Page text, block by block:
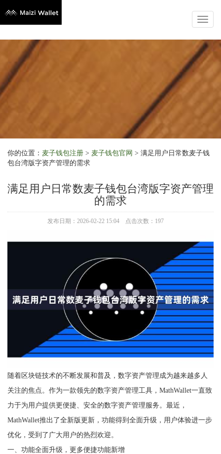
Toggle
你的位置： 麦子钱包注册 > 麦子钱包官网 > 满足用户日常数麦子钱
包台湾版字资产管理的需求
满足用户日常数麦子钱包台湾版字资产管理
的需求
发布日期：2026-02-22 15:04 点击次数：197
随着区块链技术的不断发展和普及，数字资产管理成为越来越多人
关注的焦点。作为一款领先的数字资产管理工具，MathWallet一直致
力于为用户提供更便捷、安全的数字资产管理服务。最近，
MathWallet推出了全新版更新，功能得到全面升级，用户体验进一步
优化，受到了广大用户的热烈欢迎。
一、功能全面升级，更多便捷功能新增